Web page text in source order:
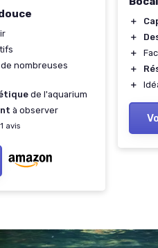
nombreuses
de l'aquarium
à observer
avis
＋
＋
＋
＋
＋